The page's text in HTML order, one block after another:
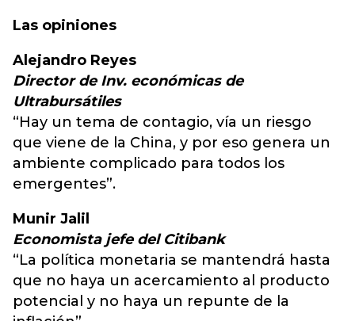
Las opiniones
Alejandro Reyes
Director de Inv. económicas de
Ultrabursátiles
“Hay un tema de contagio, vía un riesgo
que viene de la China, y por eso genera un
ambiente complicado para todos los
emergentes”.
Munir Jalil
Economista jefe del Citibank
“La política monetaria se mantendrá hasta
que no haya un acercamiento al producto
potencial y no haya un repunte de la